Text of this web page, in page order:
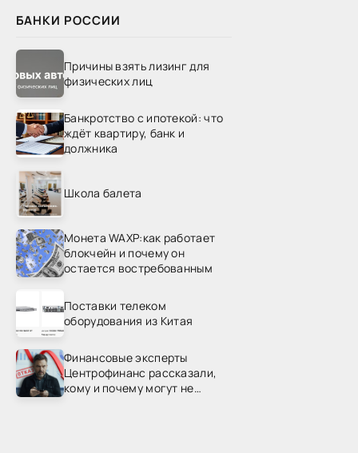
БАНКИ РОССИИ
Причины взять лизинг для
физических лиц
Банкротство с ипотекой: что
ждёт квартиру, банк и
должника
Школа балета
Монета WAXP:как работает
блокчейн и почему он
остается востребованным
Поставки телеком
оборудования из Китая
Финансовые эксперты
Центрофинанс рассказали,
кому и почему могут не